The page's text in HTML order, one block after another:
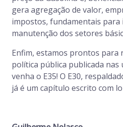
gera agregação de valor,
impostos, fundamentais para
manutenção dos setores
Enfim, estamos prontos para
política pública publicada nas
venha o E35! O E30,
já é um capítulo escrito com